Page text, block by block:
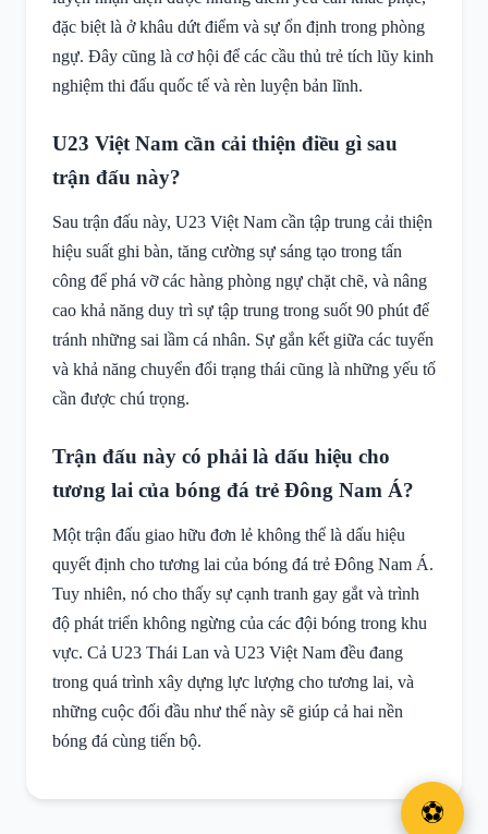
đặc biệt là ở khâu dứt điểm và sự ổn định trong phòng
ngự. Đây cũng là cơ hội để các cầu thủ trẻ tích lũy kinh
nghiệm thi đấu quốc tế và rèn luyện bản lĩnh.
U23 Việt Nam cần cải thiện điều gì sau
trận đấu này?
Sau trận đấu này, U23 Việt Nam cần tập trung cải thiện
hiệu suất ghi bàn, tăng cường sự sáng tạo trong tấn
công để phá vỡ các hàng phòng ngự chặt chẽ, và nâng
cao khả năng duy trì sự tập trung trong suốt 90 phút để
tránh những sai lầm cá nhân. Sự gắn kết giữa các tuyến
và khả năng chuyển đổi trạng thái cũng là những yếu tố
cần được chú trọng.
Trận đấu này có phải là dấu hiệu cho
tương lai của bóng đá trẻ Đông Nam Á?
Một trận đấu giao hữu đơn lẻ không thể là dấu hiệu
quyết định cho tương lai của bóng đá trẻ Đông Nam Á.
Tuy nhiên, nó cho thấy sự cạnh tranh gay gắt và trình
độ phát triển không ngừng của các đội bóng trong khu
vực. Cả U23 Thái Lan và U23 Việt Nam đều đang
trong quá trình xây dựng lực lượng cho tương lai, và
những cuộc đối đầu như thế này sẽ giúp cả hai nền
bóng đá cùng tiến bộ.
⚽